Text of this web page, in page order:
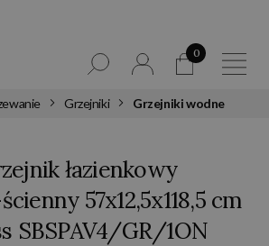
0
Grzejniki Grzejniki wodne
łazienkowy
57x12,5x118,5 cm
SBSPAV4/GR/1ON